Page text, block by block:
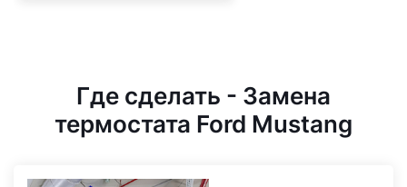
Где сделать - Замена
термостата Ford Mustang